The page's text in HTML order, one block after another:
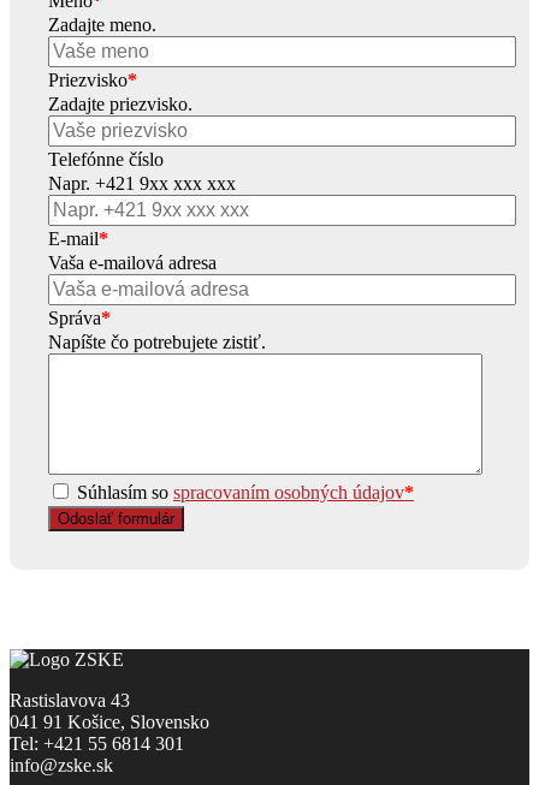
Zadajte meno.
Priezvisko*
Zadajte priezvisko.
Telefónne číslo
Napr. +421 9xx xxx xxx
E-mail*
Vaša e-mailová adresa
Správa*
Napíšte čo potrebujete zistiť.
Súhlasím so spracovaním osobných údajov*
Rastislavova 43
041 91 Košice, Slovensko
Tel: +421 55 6814 301
info@zske.sk